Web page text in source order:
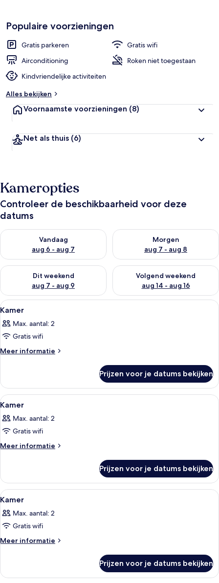
Populaire voorzieningen
Gratis parkeren
Gratis wifi
Airconditioning
Roken niet toegestaan
Kindvriendelijke activiteiten
Alles bekijken
Voornaamste voorzieningen (8)
Net als thuis (6)
Kameropties
Controleer de beschikbaarheid voor deze
datums
Vandaag
aug 6 - aug 7
De beschikbaarheid controleren voor vanavond aug 6 - aug 7
Morgen
aug 7 - aug 8
De beschikbaarheid
Dit weekend
aug 7 - aug 9
De beschikbaarheid controleren voor dit weekend aug 7 -
Volgend weekend
aug 14 - aug 16
De beschikbaarheid
Alle
foto's
voor
Kamer
laden
Een moderne slaapkamer met een
4
Kamer
Max. aantal: 2
Gratis wifi
Meer informatie
Meer
Prijzen voor je datums bekijken
Alle
foto's
voor
Kamer
laden
Een moderne slaapkamer met een
4
Kamer
Max. aantal: 2
Gratis wifi
Meer informatie
Meer
Prijzen voor je datums bekijken
Alle
foto's
voor
Kamer
laden
Een moderne loft slaapkamer met
4
Kamer
Max. aantal: 2
Gratis wifi
Meer informatie
Meer
Prijzen voor je datums bekijken